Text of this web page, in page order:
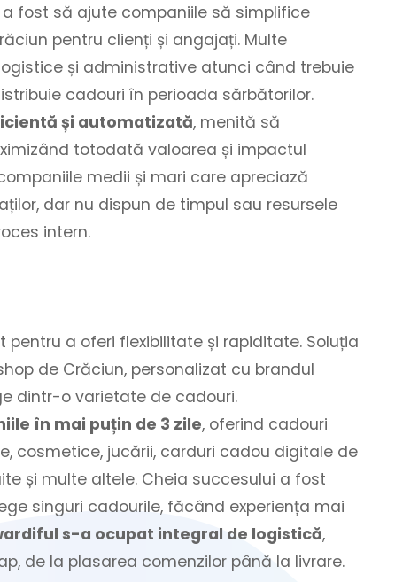
fost să ajute companiile să simplifice
pentru clienți și angajați. Multe
și administrative atunci când trebuie
cadouri în perioada sărbătorilor.
și automatizată, menită să
totodată valoarea și impactul
medii și mari care apreciază
dar nu dispun de timpul sau resursele
intern.
a oferi flexibilitate și rapiditate. Soluția
de Crăciun, personalizat cu brandul
dintr-o varietate de cadouri.
în mai puțin de 3 zile, oferind cadouri
cosmetice, jucării, carduri cadou digitale de
și multe altele. Cheia succesului a fost
singuri cadourile, făcând experiența mai
s-a ocupat integral de logistică,
de la plasarea comenzilor până la livrare.